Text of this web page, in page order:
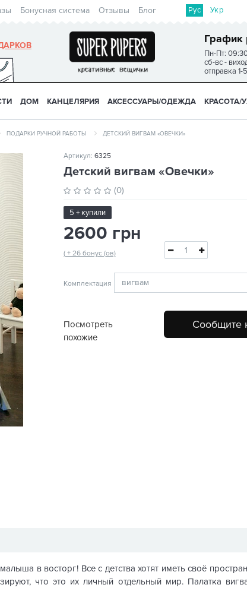
Бонусная система Отзывы Блог Рус Укр
График
Пн-Пт:
сб-вс -
отправка 1-
ДОМ КАНЦЕЛЯРИЯ АКСЕССУАРЫ/ОДЕЖДА КРАСОТА/
ПОДАРКИ РУЧНОЙ РАБОТЫ ДЕТСКИЙ ВИГВАМ «ОВЕЧКИ»
Артикул: 6325
Детский вигвам «Овечки»
(0)
5 + купили
2600 грн
( + 26 бонус (ов)
Комплектация
Посмотреть
похожие
Сообщите
в восторг! Все с детства хотят иметь своё
что это их личный отдельный мир. Палатка